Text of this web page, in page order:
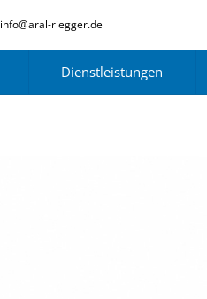
info@aral-riegger.de
Dienstleistungen